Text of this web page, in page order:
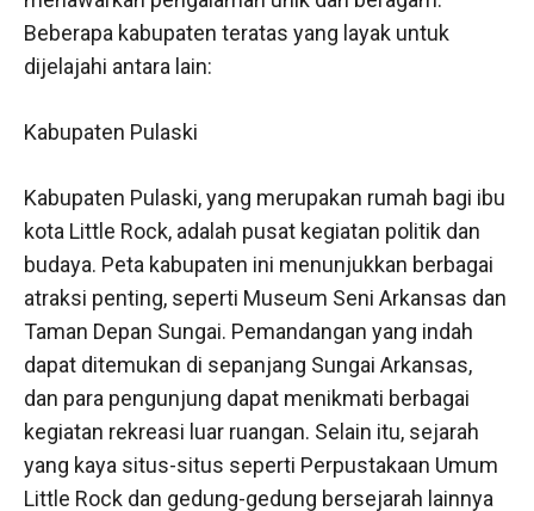
Beberapa kabupaten teratas yang layak untuk
dijelajahi antara lain:
Kabupaten Pulaski
Kabupaten Pulaski, yang merupakan rumah bagi ibu
kota Little Rock, adalah pusat kegiatan politik dan
budaya. Peta kabupaten ini menunjukkan berbagai
atraksi penting, seperti Museum Seni Arkansas dan
Taman Depan Sungai. Pemandangan yang indah
dapat ditemukan di sepanjang Sungai Arkansas,
dan para pengunjung dapat menikmati berbagai
kegiatan rekreasi luar ruangan. Selain itu, sejarah
yang kaya situs-situs seperti Perpustakaan Umum
Little Rock dan gedung-gedung bersejarah lainnya